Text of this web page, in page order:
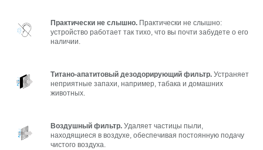
Практически не слышно. Практически не слышно:
устройство работает так тихо, что вы почти забудете о его
наличии.
Титано-апатитовый дезодорирующий фильтр.Устраняет
неприятные запахи, например, табака и домашних
животных.
Воздушный фильтр.Удаляет частицы пыли,
находящиеся в воздухе, обеспечивая постоянную подачу
чистого воздуха.